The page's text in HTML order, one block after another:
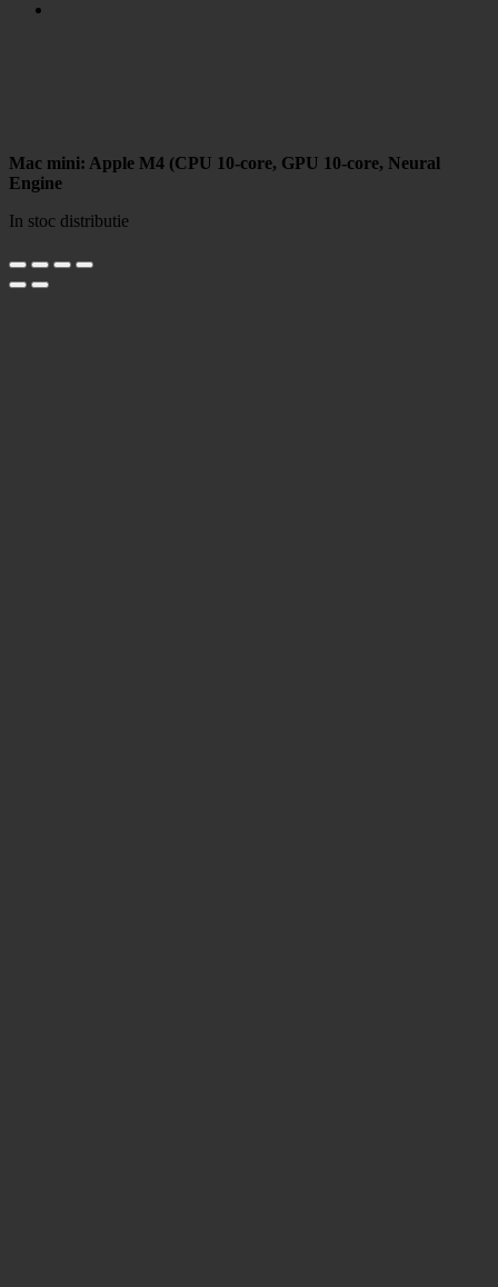
Mac mini: Apple M4 (CPU 10-core, GPU 10-core, Neural
Engine
In stoc distributie